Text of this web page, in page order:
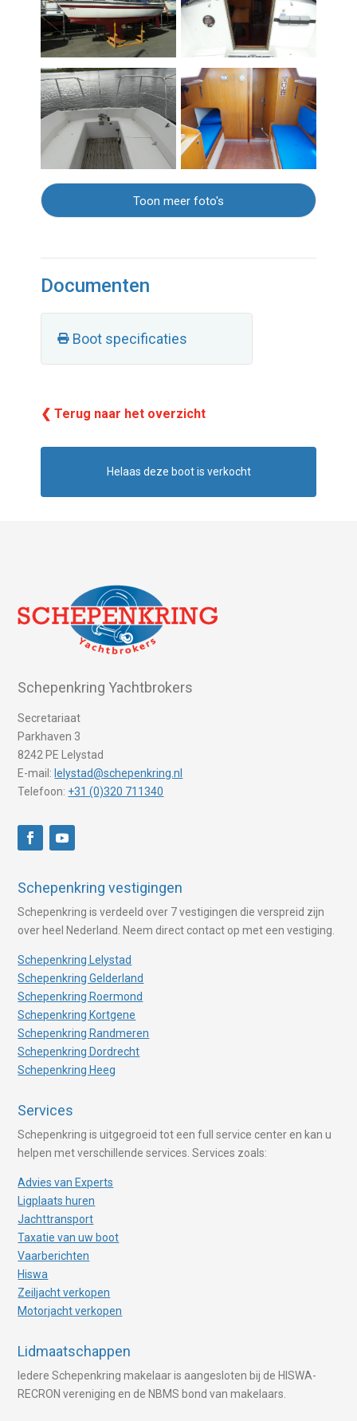
Toon meer foto's
Documenten
Boot specificaties
❮ Terug naar het overzicht
Helaas deze boot is verkocht
Schepenkring Yachtbrokers
Secretariaat
Parkhaven 3
8242 PE Lelystad
E-mail: lelystad@schepenkring.nl
Telefoon: +31 (0)320 711340
Schepenkring vestigingen
Schepenkring is verdeeld over 7 vestigingen die verspreid zijn
over heel Nederland. Neem direct contact op met een vestiging.
Schepenkring Lelystad
Schepenkring Gelderland
Schepenkring Roermond
Schepenkring Kortgene
Schepenkring Randmeren
Schepenkring Dordrecht
Schepenkring Heeg
Services
Schepenkring is uitgegroeid tot een full service center en kan u
helpen met verschillende services. Services zoals:
Advies van Experts
Ligplaats huren
Jachttransport
Taxatie van uw boot
Vaarberichten
Hiswa
Zeiljacht verkopen
Motorjacht verkopen
Lidmaatschappen
Iedere Schepenkring makelaar is aangesloten bij de HISWA-
RECRON vereniging en de NBMS bond van makelaars.